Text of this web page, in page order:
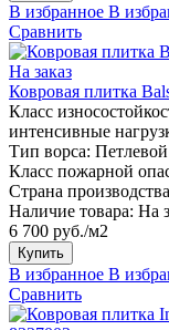
В избранное В
Сравнить
На заказ
Ковровая плитка
Класс
интенсивные
Тип ворса: Петлевой
Класс пожарной
Страна
Наличие товара: На
6 700 руб./м2
Купить
В избранное В
Сравнить